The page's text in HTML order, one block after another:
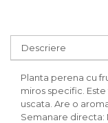
Descriere
Planta perena cu
miros specific.
uscata. Are o
Semanare directa: